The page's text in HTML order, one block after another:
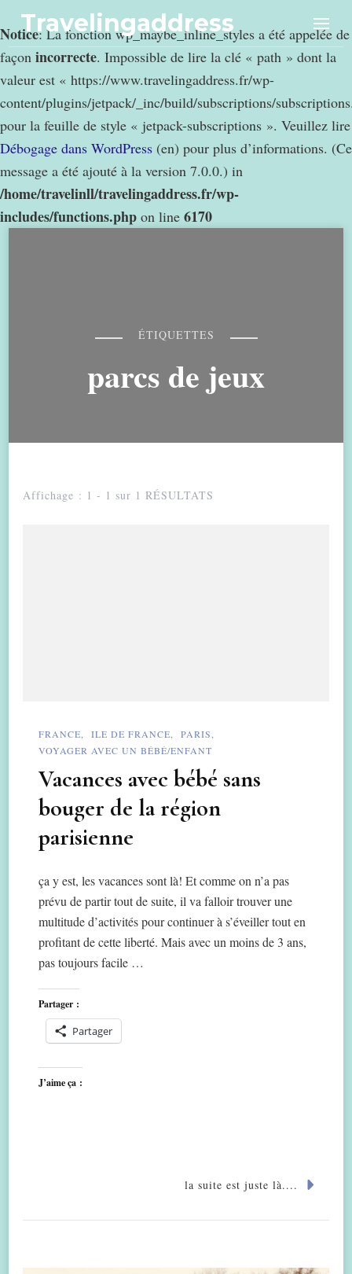
Notice: La fonction wp_maybe_inline_styles a été appelée de
façon incorrecte. Impossible de lire la clé « path » dont la
valeur est « https://www.travelingaddress.fr/wp-
content/plugins/jetpack/_inc/build/subscriptions/
pour la feuille de style « jetpack-subscriptions ». Veuillez lire
Débogage dans WordPress (en) pour plus d’informations. (Ce
message a été ajouté à la version 7.0.0.) in
/home/travelinll/travelingaddress.fr/wp-
includes/functions.php on line 6170
Travelingaddress
ÉTIQUETTES
parcs de jeux
Affichage : 1 - 1 sur 1 RÉSULTATS
FRANCE ILE DE FRANCE
PARIS
VOYAGER AVEC UN BÉBÉ/ENFANT
Vacances avec bébé sans
bouger de la région
parisienne
ça y est, les vacances sont là! Et comme on n’a pas
prévu de partir tout de suite, il va falloir trouver une
multitude d’activités pour continuer à s’éveiller tout en
profitant de cette liberté. Mais avec un moins de 3 ans,
pas toujours facile …
Partager :
Partager
J’aime ça :
la suite est juste là....